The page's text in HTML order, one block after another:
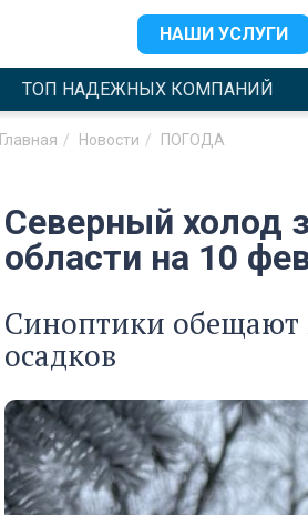
НАШИ УСЛУГИ
ТОП НАДЕЖНЫХ КОМПАНИЙ
Главная Новости ПОГОДА
Северный холод
области на 10
Синоптики обещают
осадков